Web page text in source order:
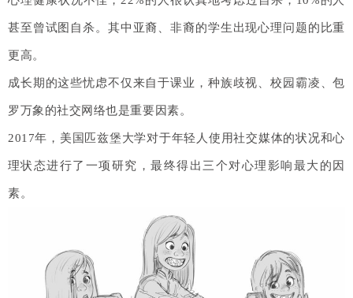
甚至曾试图自杀。其中亚裔、非裔的学生出现心理问题的比重
更高。
成长期的这些忧虑不仅来自于课业，种族歧视、校园霸凌、包
罗万象的社交网络也是重要因素。
2017年，美国匹兹堡大学对于年轻人使用社交媒体的状况和心
理状态进行了一项研究，最终得出三个对心理影响最大的因
素。